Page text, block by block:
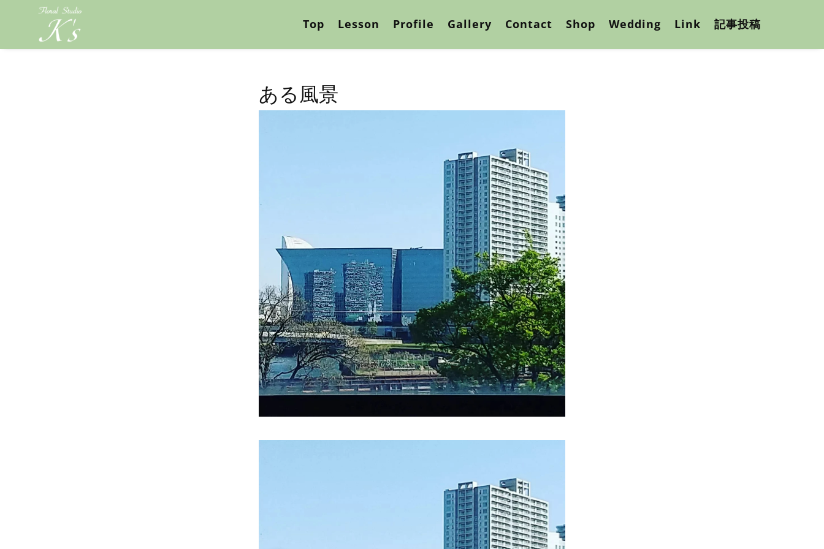
Top Lesson Profile Gallery Contact Shop Wedding Link 記事投稿
ある風景